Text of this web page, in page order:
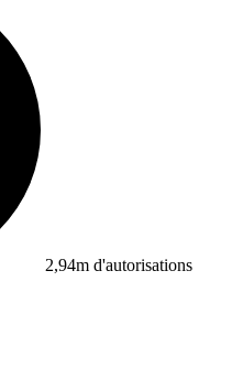
2,94m d'autorisations